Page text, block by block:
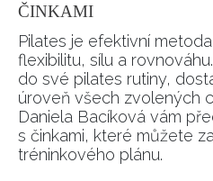
ČINKAMI
Pilates je efektivní
flexibilitu, sílu a
do své pilates rutiny,
úroveň všech zvolených
Daniela Bacíková vám
s činkami, které můžete
tréninkového plánu.